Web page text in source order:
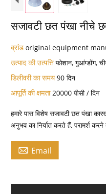
सजावटी छत पंखा नीचे
ब्रांडoriginal equipment
उत्पाद की उत्पत्तिफोशान, गुआंग्डोंग,
डिलीवरी का समय90 दिन
आपूर्ति की क्षमता 20000 पीसी / दिन
हमारे पास विशेष सजावटी छत पंखा
अनुभव का निर्यात करते हैं, परामर्श
 Email